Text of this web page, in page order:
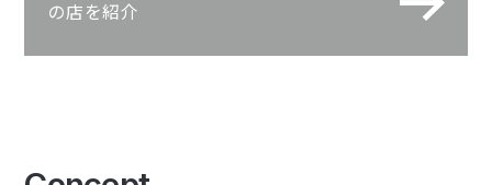
の店を紹介